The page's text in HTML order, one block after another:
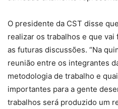
O presidente da CST disse
realizar os trabalhos e que
as futuras discussões. “Na
reunião entre os integrantes
metodologia de trabalho e
importantes para a gente
trabalhos será produzido um